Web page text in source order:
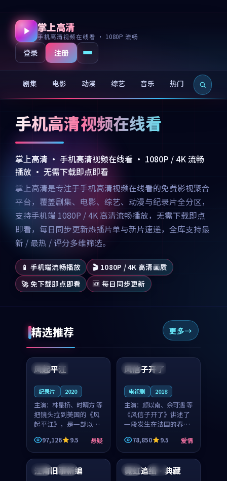
掌上高清
手机高清视频在线看 · 1080P 流畅
登录 注册
剧集 电影 动漫 综艺 音乐 热门 新片
手机高清视频在线看
掌上高清 · 手机高清视频在线看 · 1080P / 4K 流畅
播放 · 无需下载即点即看
掌上高清是专注于手机高清视频在线看的免费影视聚合
平台，覆盖剧集、电影、综艺、动漫与纪录片全分区，
支持手机端 1080P / 4K 高清流畅播放，无需下载即点
即看，每日同步更新热播片单与新片速递，全库支持最
新 / 最热 / 评分多维筛选。
📱 手机端流畅播放
🎬 1080P / 4K 高清画质
🚀 免下载即点即看
🆕 每日同步更新
精选推荐 更多
美国 完结
99:07
风起平江
纪录片 2020
主演： 林星桥、时晴方 等
把镜头拉到美国的《风
起平江》，是一部以时
光记忆为底色的悬疑作
品。林星桥和时晴方贡
献了2020年颇受关注的
合作演出，影片在情感
层次与现实质感之间
97,126 9.5 悬疑
法国 4K
99:21
风信子开了
电视剧 2018
主演： 颜以南、余可遇 等
《风信子开了》讲述了
一段发生在法国的春日
漫步故事。颜以南饰演
的主角与余可遇的角色
因一场意外卷入更深的
纠葛，爱情元素贯穿始
终，节奏稳健而富有张
78,850 9.5 爱情
日本 院线
江南旧事新编 中国 完结
霓虹追缉·典藏